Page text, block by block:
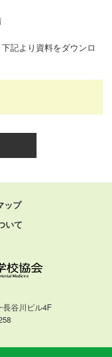
記より資料をダウンロ
ップ
いて
長谷川ビル4F